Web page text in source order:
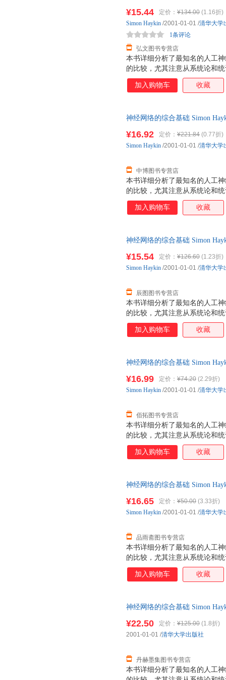
本书详细分析了最知名的人工
的比较，尤其注意从系统论和
¥15.44 定价： ¥134.00 (1.16折)
弘文图书专营店
1条评论
Simon Haykin /2001-01-01 /清华大学
加入购物车 收藏
神经网络的综合基础 Simon
本书详细分析了最知名的人工
的比较，尤其注意从系统论和
¥16.92 定价： ¥221.84 (0.77折)
中博图书专营店
Simon Haykin /2001-01-01 /清华大学
加入购物车 收藏
神经网络的综合基础 Simon
本书详细分析了最知名的人工
的比较，尤其注意从系统论和
¥15.54 定价： ¥126.60 (1.23折)
辰图图书专营店
Simon Haykin /2001-01-01 /清华大学
加入购物车 收藏
神经网络的综合基础 Simon
本书详细分析了最知名的人工
的比较，尤其注意从系统论和
¥16.99 定价： ¥74.20 (2.29折)
佰拓图书专营店
Simon Haykin /2001-01-01 /清华大学
加入购物车 收藏
神经网络的综合基础 Simon
本书详细分析了最知名的人工
的比较，尤其注意从系统论和
¥16.65 定价： ¥50.00 (3.33折)
品雨斋图书专营店
Simon Haykin /2001-01-01 /清华大学
加入购物车 收藏
神经网络的综合基础 Simon
本书详细分析了最知名的人工
¥22.50 定价： ¥125.00 (1.8折)
丹赫墨集图书专营店
2001-01-01 /清华大学出版社